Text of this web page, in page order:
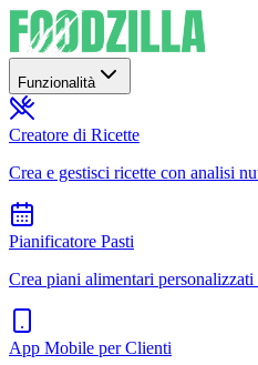
Funzionalità
Creatore di Ricette
Crea e gestisci ricette con analisi
Pianificatore Pasti
Crea piani alimentari
App Mobile per Clienti